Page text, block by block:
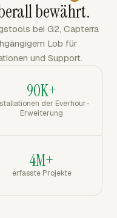
bewährt.
bei G2, Capterra
Lob für
und Support.
90K+
der Everhour-
Erweiterung
4M+
erfasste Projekte